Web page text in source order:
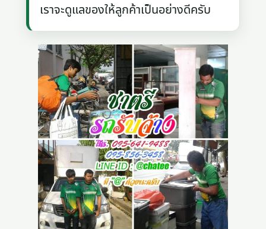
เราจะดูแลของให้ลูกค้าเป็นอย่างดีครับ